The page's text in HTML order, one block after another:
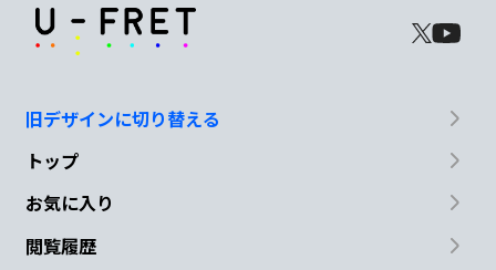
旧デザインに切り替える
トップ
お気に入り
閲覧履歴